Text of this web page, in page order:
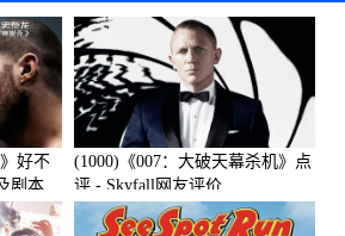
好不
剧本
(1000)《007：大破天幕杀机》点
评 - Skyfall网友评价